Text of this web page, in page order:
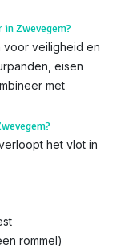
Zwevegem?
voor veiligheid en
eisen
met
het vlot in
rommel)